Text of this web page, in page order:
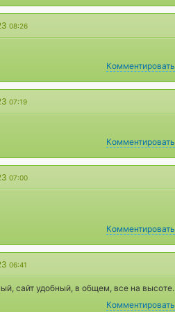
08:26
Комментировать
07:19
Комментировать
07:00
Комментировать
06:41
сайт удобный, в общем, все на высоте.
Комментировать